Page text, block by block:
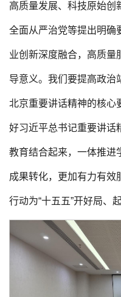
高质量发展、科技原始创
全面从严治党等提出明确
业创新深度融合，高质量
导意义。我们要提高政治
北京重要讲话精神的核心
好习近平总书记重要讲话
教育结合起来，一体推进
成果转化，更加有力有效
行动为“十五五”开好局、